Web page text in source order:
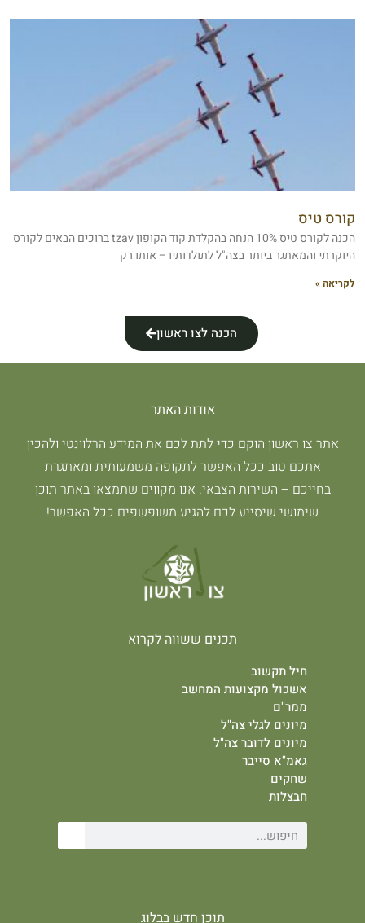
קורס טיס
הכנה לקורס טיס 10% הנחה בהקלדת קוד הקופון tzav ברוכים הבאים לקורס
היוקרתי והמאתגר ביותר בצה"ל לתולדותיו – אותו רק
לקריאה »
הכנה לצו ראשון
אודות האתר
אתר צו ראשון הוקם כדי לתת לכם את המידע הרלוונטי ולהכין
אתכם טוב ככל האפשר לתקופה משמעותית ומאתגרת
בחייכם – השירות הצבאי. אנו מקווים שתמצאו באתר תוכן
שימושי שיסייע לכם להגיע משופשפים ככל האפשר!
תכנים ששווה לקרוא
חיל תקשוב
אשכול מקצועות המחשב
ממר"ם
מיונים לגלי צה"ל
מיונים לדובר צה"ל
גאמ"א סייבר
שחקים
חבצלות
תוכן חדש בבלוג